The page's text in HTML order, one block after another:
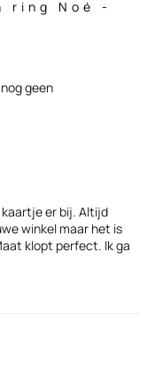
ring Noé -
geen
kaartje er bij. Altijd
winkel maar het is
klopt perfect. Ik ga